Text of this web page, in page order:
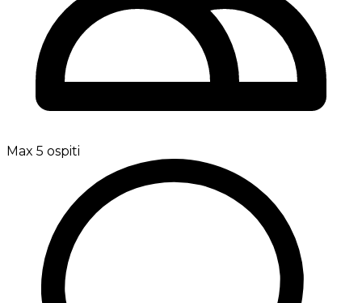
Max 5 ospiti